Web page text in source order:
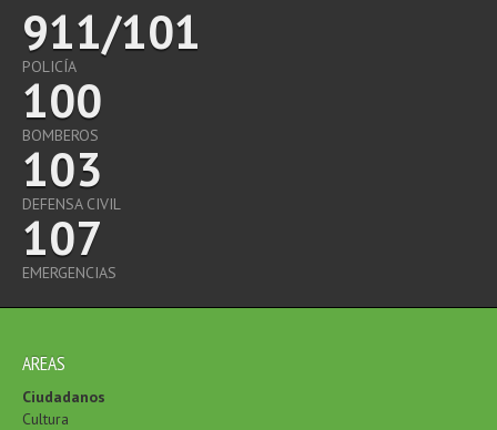
911/101
POLICÍA
100
BOMBEROS
103
DEFENSA CIVIL
107
EMERGENCIAS
AREAS
Ciudadanos
Cultura